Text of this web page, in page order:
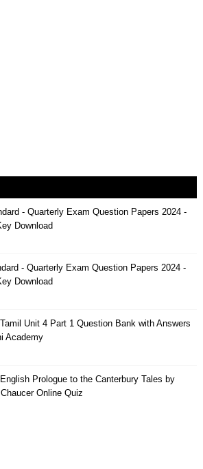
- Quarterly Exam Question Papers 2024 -
Download
- Quarterly Exam Question Papers 2024 -
Download
Unit 4 Part 1 Question Bank with Answers
Academy
Prologue to the Canterbury Tales by
Online Quiz